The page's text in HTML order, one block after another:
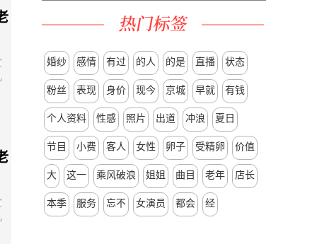
婚纱 感情 有过 的人 的是 直播 状态
粉丝 表现 身价 现今 京城 早就 有钱
个人资料 性感 照片 出道 冲浪 夏日
节目 小费 客人 女性 卵子 受精卵 价值
大 这一 乘风破浪 姐姐 曲目 老年 店长
本季 服务 忘不 女演员 都会 经